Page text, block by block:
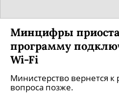
Минцифры
программу
Wi-Fi
Министерство вернется к
вопроса позже.